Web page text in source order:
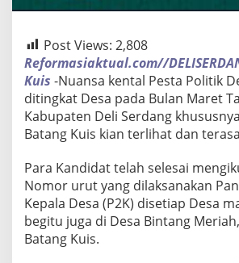
Post Views: 2,808
Reformasiaktual.com//
Kuis -Nuansa kental Pesta Politik
ditingkat Desa pada Bulan Maret
Kabupaten Deli Serdang
Batang Kuis kian terlihat dan
Para Kandidat telah selesai
Nomor urut yang dilaksanakan
Kepala Desa (P2K) disetiap Desa
begitu juga di Desa Bintang
Batang Kuis.